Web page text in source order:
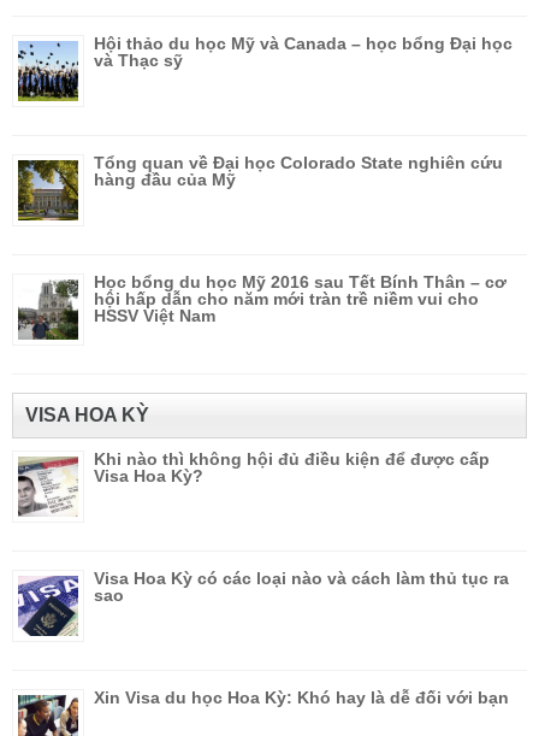
Hội thảo du học Mỹ và Canada – học bổng Đại học
và Thạc sỹ
Tổng quan về Đại học Colorado State nghiên cứu
hàng đầu của Mỹ
Học bổng du học Mỹ 2016 sau Tết Bính Thân – cơ
hội hấp dẫn cho năm mới tràn trề niềm vui cho
HSSV Việt Nam
VISA HOA KỲ
Khi nào thì không hội đủ điều kiện để được cấp
Visa Hoa Kỳ?
Visa Hoa Kỳ có các loại nào và cách làm thủ tục ra
sao
Xin Visa du học Hoa Kỳ: Khó hay là dễ đối với bạn